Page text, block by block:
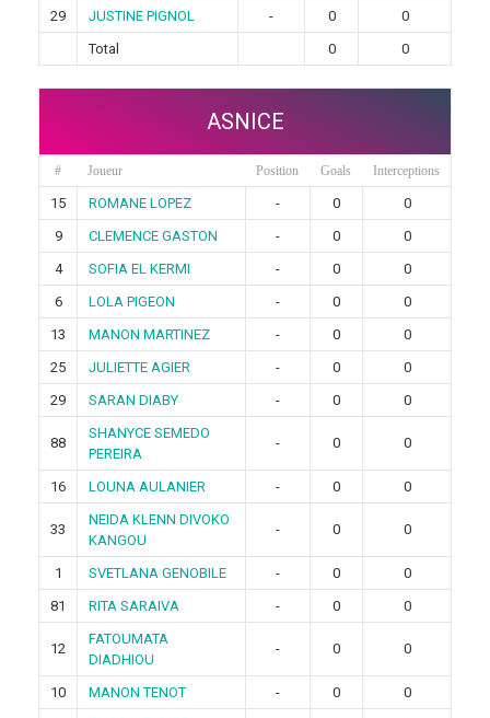
29
JUSTINE PIGNOL - 0
0
Total
0 0
ASNICE
# Joueur Position Goals Interceptions
15 ROMANE LOPEZ - 0
0
9
CLEMENCE GASTON - 0
0
4
SOFIA EL KERMI - 0
0
6
LOLA PIGEON - 0
0
13
MANON MARTINEZ - 0
0
25
JULIETTE AGIER - 0
0
29
SARAN DIABY - 0 0
88
SHANYCE SEMEDO
PEREIRA
- 0 0
16 LOUNA AULANIER - 0 0
33
NEIDA KLENN DIVOKO
KANGOU
- 0 0
1 SVETLANA GENOBILE - 0
0
81
RITA SARAIVA - 0 0
12
FATOUMATA
DIADHIOU
- 0 0
10 MANON TENOT - 0
0